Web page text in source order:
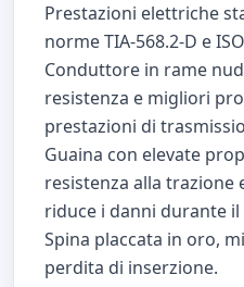
Prestazioni elettriche
norme TIA-568.2-D e
Conduttore in rame
resistenza e migliori
prestazioni di
Guaina con elevate
resistenza alla trazione
riduce i danni durante
Spina placcata in oro,
perdita di inserzione.